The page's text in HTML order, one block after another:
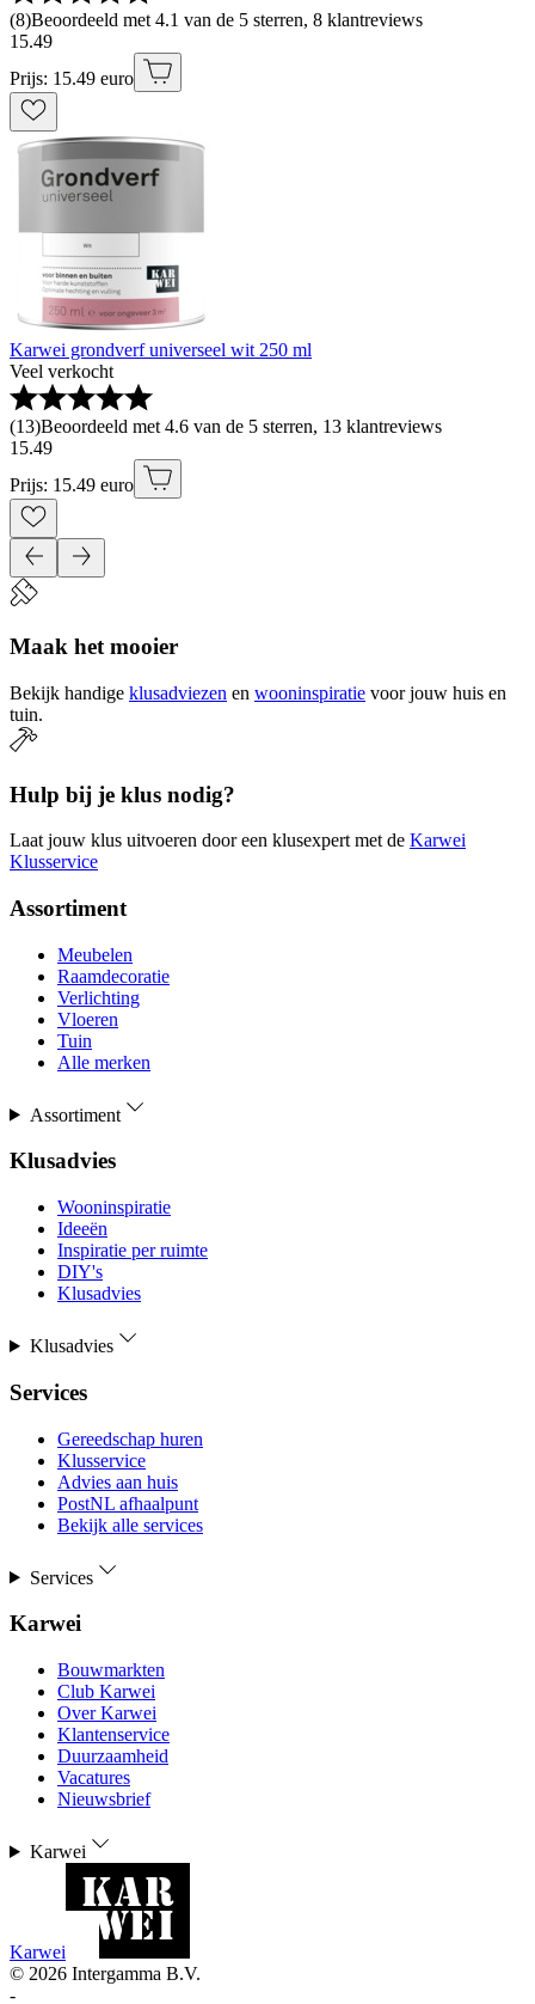
(8)Beoordeeld met 4.1 van de 5 sterren, 8 klantreviews
15.49
Prijs: 15.49 euro
Karwei grondverf universeel wit 250 ml
Veel verkocht
(13)Beoordeeld met 4.6 van de 5 sterren, 13 klantreviews
15.49
Prijs: 15.49 euro
Maak het mooier
Bekijk handige klusadviezen en wooninspiratie voor jouw huis en
tuin.
Hulp bij je klus nodig?
Laat jouw klus uitvoeren door een klusexpert met de Karwei
Klusservice
Assortiment
Meubelen
Raamdecoratie
Verlichting
Vloeren
Tuin
Alle merken
Assortiment
Klusadvies
Wooninspiratie
Ideeën
Inspiratie per ruimte
DIY's
Klusadvies
Klusadvies
Services
Gereedschap huren
Klusservice
Advies aan huis
PostNL afhaalpunt
Bekijk alle services
Services
Karwei
Bouwmarkten
Club Karwei
Over Karwei
Klantenservice
Duurzaamheid
Vacatures
Nieuwsbrief
Karwei
Karwei
© 2026 Intergamma B.V.
-